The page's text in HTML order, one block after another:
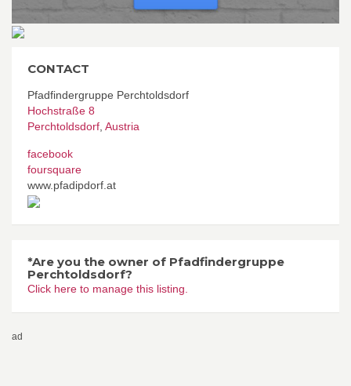
CONTACT
Pfadfindergruppe Perchtoldsdorf
Hochstraße 8
Perchtoldsdorf Austria
facebook
foursquare
www.pfadipdorf.at
*Are you the owner of Pfadfindergruppe
Perchtoldsdorf?
Click here to manage this listing.
ad